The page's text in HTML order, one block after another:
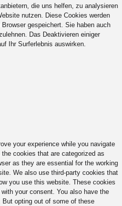
die uns helfen, zu analysieren
nutzen. Diese Cookies werden
gespeichert. Sie haben auch
Das Deaktivieren einiger
Ihr Surferlebnis auswirken.
your experience while you navigate
cookies that are categorized as
as they are essential for the working
We also use third-party cookies that
you use this website. These cookies
your consent. You also have the
opting out of some of these